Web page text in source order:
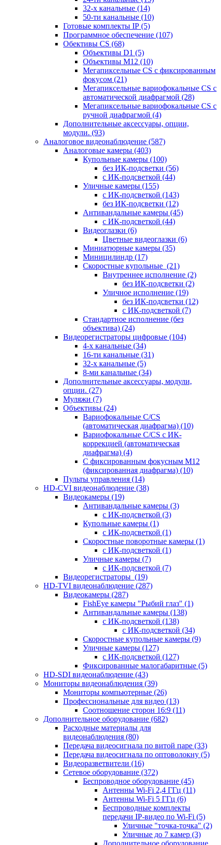
32-х канальные (14)
50-ти канальные (10)
Готовые комплекты IP (5)
Программное обеспечение (107)
Обективы CS (68)
Объективы D1 (5)
Объективы M12 (10)
Мегапиксельные CS c фиксированным
фокусом (21)
Мегапиксельные вариофокальные CS c
автоматической диафрагмой (28)
Мегапиксельные вариофокальные CS c
ручной диафрагмой (4)
Дополнительные аксессуары, опции,
модули. (93)
Аналоговое видеонаблюдение (587)
Аналоговые камеры (403)
Купольные камеры (100)
без ИК-подсветки (56)
с ИК-подсветкой (44)
Уличные камеры (155)
с ИК-подсветкой (143)
без ИК-подсветки (12)
Антивандальные камеры (45)
с ИК-подсветкой (44)
Видеоглазки (6)
Цветные видеоглазки (6)
Миниатюрные камеры (35)
Миницилиндр (17)
Скоростные купольные (21)
Внутреннее исполнение (2)
без ИК-подсветки (2)
Уличное исполнение (19)
без ИК-подсветки (12)
с ИК-подсветкой (7)
Стандартное исполнение (без
объектива) (24)
Видеорегистраторы цифровые (104)
4-х канальные (34)
16-ти канальные (31)
32-х канальные (5)
8-ми канальные (34)
Дополнительные аксессуары, модули,
опции. (27)
Муляжи (7)
Объективы (24)
Вариофокальные C/CS
(автоматическая диафрагма) (10)
Вариофокальные C/CS с ИК-
коррекцией (автоматическая
диафрагма) (4)
С фиксированным фокусным М12
(фиксированная диафрагма) (10)
Пульты управления (14)
HD-CVI видеонаблюдение (38)
Видеокамеры (19)
Антивандальные камеры (3)
с ИК-подсветкой (3)
Купольные камеры (1)
с ИК-подсветкой (1)
Скоростные поворотные камеры (1)
с ИК-подсветкой (1)
Уличные камеры (7)
с ИК-подсветкой (7)
Видеорегистраторы (19)
HD-TVI видеонаблюдение (287)
Видеокамеры (287)
FishEye камеры "Рыбий глаз" (1)
Антивандальные камеры (138)
с ИК-подсветкой (138)
с ИК-подсветкой (34)
Скоростные купольные камеры (9)
Уличные камеры (127)
с ИК-подсветкой (127)
Фиксированные малогабаритные (5)
HD-SDI видеонаблюдение (43)
Мониторы видеонаблюдения (39)
Мониторы компьютерные (26)
Профессиональные для видео (13)
Соотношение сторон 16:9 (11)
Дополнительное оборудование (682)
Расходные материалы для
видеонаблюдения (80)
Передача видеосигнала по витой паре (33)
Передача видеосигнала по оптоволокну (5)
Видеоразветвители (16)
Сетевое оборудование (372)
Беспроводное оборудование (45)
Антенны Wi-Fi 2,4 ГГц (11)
Антенны Wi-Fi 5 ГГц (6)
Беспроводные комплекты
передачи IP-видео по Wi-Fi (5)
Уличные "точка-точка" (2)
Уличные до 7 камер (3)
Дополнительное оборудование